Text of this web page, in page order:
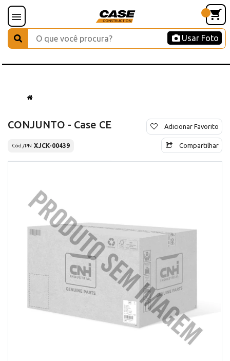
Usar Foto
CONJUNTO - Case CE
Cód./PN XJCK-00439
Adicionar Favorito
Compartilhar